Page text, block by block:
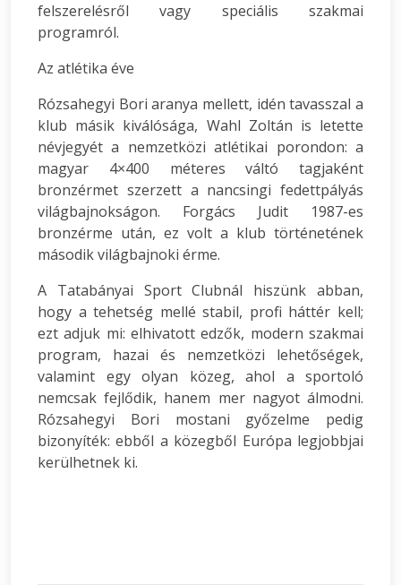
felszerelésről vagy speciális szakmai
programról.
Az atlétika éve
Rózsahegyi Bori aranya mellett, idén tavasszal a
klub másik kiválósága, Wahl Zoltán is letette
névjegyét a nemzetközi atlétikai porondon: a
magyar 4×400 méteres váltó tagjaként
bronzérmet szerzett a nancsingi fedettpályás
világbajnokságon. Forgács Judit 1987-es
bronzérme után, ez volt a klub történetének
második világbajnoki érme.
A Tatabányai Sport Clubnál hiszünk abban,
hogy a tehetség mellé stabil, profi háttér kell;
ezt adjuk mi: elhivatott edzők, modern szakmai
program, hazai és nemzetközi lehetőségek,
valamint egy olyan közeg, ahol a sportoló
nemcsak fejlődik, hanem mer nagyot álmodni.
Rózsahegyi Bori mostani győzelme pedig
bizonyíték: ebből a közegből Európa legjobbjai
kerülhetnek ki.